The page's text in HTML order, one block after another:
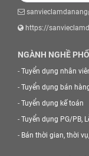
https://
NGÀNH NGHỀ
- Tuyển dụng nhân
- Tuyển dụng bán
- Tuyển dụng kế toán
- Tuyển dụng PG/PB,
- Bán thời gian, thời